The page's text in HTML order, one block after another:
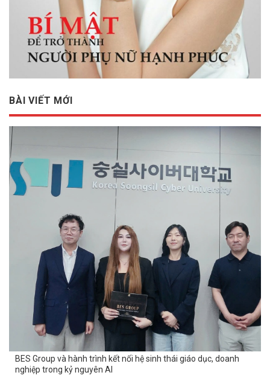
BÀI VIẾT MỚI
BES Group và hành trình kết nối hệ sinh thái giáo dục, doanh
nghiệp trong kỷ nguyên AI